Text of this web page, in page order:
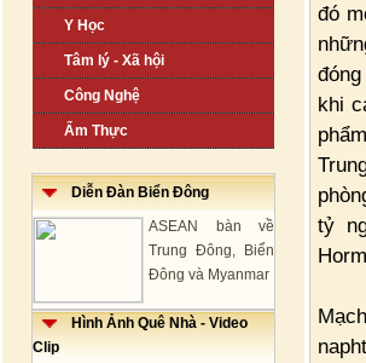
Y Học
Tâm lý - Xã hội
Công Nghệ
Ẩm Thực
Diễn Đàn Biển Đông
ASEAN bàn về
Trung Đông, Biển
Đông và Myanmar
Hình Ảnh Quê Nhà - Video
Clip
đó
khi
tỷ